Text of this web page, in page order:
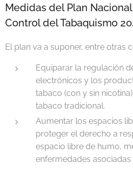
Medidas del Plan
Control del Tabaquismo
El plan va a suponer, entre otras
Equiparar la regulación
electrónicos y los
tabaco (con y sin
tabaco tradicional.
Aumentar los espacios
proteger el derecho a
espacio libre de humo,
enfermedades